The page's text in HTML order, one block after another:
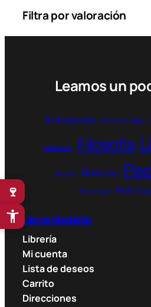
Filtra por valoración
Leamos un
Autoayuda Bibliotecología
Depresión Filosofía
Música Noticias
Personajes Política
Libros Medellín
Librería
Mi cuenta
Lista de deseos
Carrito
Direcciones
🍷